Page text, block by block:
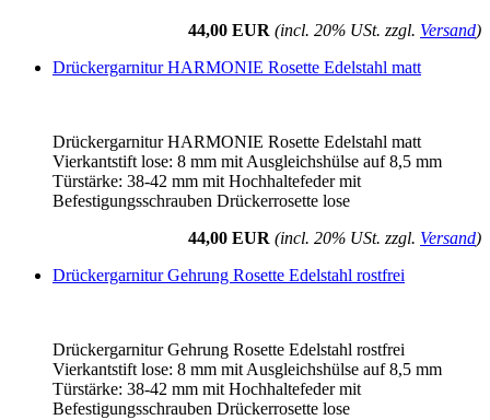
44,00 EUR (incl. 20% USt. zzgl. Versand)
Drückergarnitur HARMONIE Rosette Edelstahl matt
Drückergarnitur HARMONIE Rosette Edelstahl matt
Vierkantstift lose: 8 mm mit Ausgleichshülse auf 8,5 mm
Türstärke: 38-42 mm mit Hochhaltefeder mit
Befestigungsschrauben Drückerrosette lose
44,00 EUR (incl. 20% USt. zzgl. Versand)
Drückergarnitur Gehrung Rosette Edelstahl rostfrei
Drückergarnitur Gehrung Rosette Edelstahl rostfrei
Vierkantstift lose: 8 mm mit Ausgleichshülse auf 8,5 mm
Türstärke: 38-42 mm mit Hochhaltefeder mit
Befestigungsschrauben Drückerrosette lose